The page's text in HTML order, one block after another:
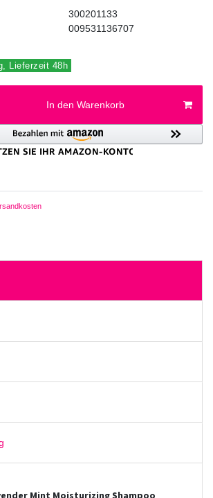
300201133
009531136707
Lieferzeit 48h
In den Warenkorb